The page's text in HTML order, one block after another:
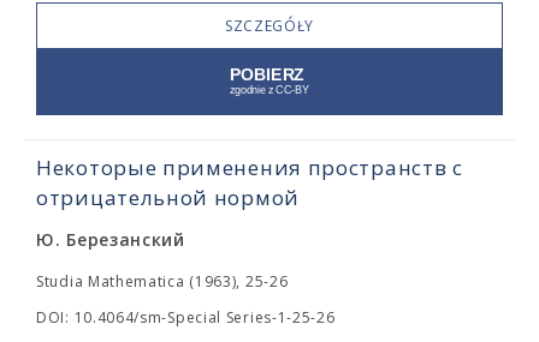
SZCZEGÓŁY
Некоторые применения пространств с
отрицательной нормой
Ю. Березанский
Studia Mathematica (1963), 25-26
DOI: 10.4064/sm-Special Series-1-25-26